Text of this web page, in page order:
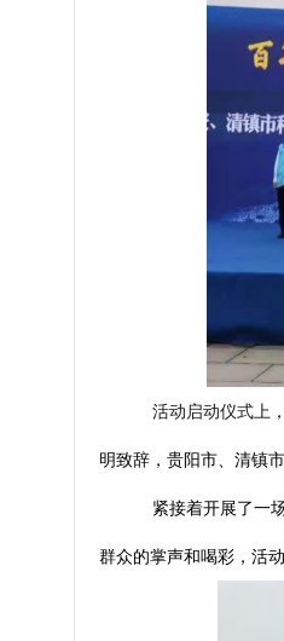
活动启动仪式上
明致辞 ，贵阳市、清镇
紧接着开展了一
群众的掌声和喝彩，活